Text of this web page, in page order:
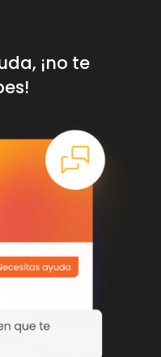
¡no te